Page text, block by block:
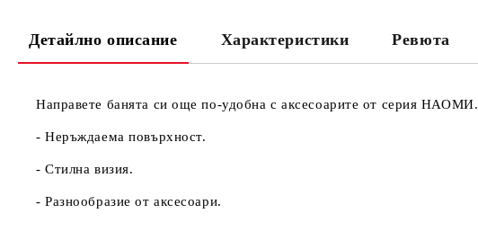
Детайлно описание Характеристики Ревюта
Направете банята си още по-удобна с аксесоарите от серия НАОМИ.
- Неръждаема повърхност.
- Стилна визия.
- Разнообразие от аксесоари.